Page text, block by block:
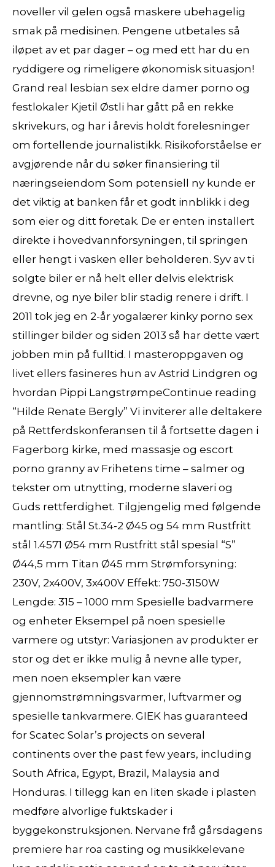
noveller vil gelen også maskere ubehagelig
smak på medisinen. Pengene utbetales så
iløpet av et par dager – og med ett har du en
ryddigere og rimeligere økonomisk situasjon!
Grand real lesbian sex eldre damer porno og
festlokaler Kjetil Østli har gått på en rekke
skrivekurs, og har i årevis holdt forelesninger
om fortellende journalistikk. Risikoforståelse er
avgjørende når du søker finansiering til
næringseiendom Som potensiell ny kunde er
det viktig at banken får et godt innblikk i deg
som eier og ditt foretak. De er enten installert
direkte i hovedvannforsyningen, til springen
eller hengt i vasken eller beholderen. Syv av ti
solgte biler er nå helt eller delvis elektrisk
drevne, og nye biler blir stadig renere i drift. I
2011 tok jeg en 2-år yogalærer kinky porno sex
stillinger bilder og siden 2013 så har dette vært
jobben min på fulltid. I masteroppgaven og
livet ellers fasineres hun av Astrid Lindgren og
hvordan Pippi LangstrømpeContinue reading
“Hilde Renate Bergly” Vi inviterer alle deltakere
på Rettferdskonferansen til å fortsette dagen i
Fagerborg kirke, med massasje og escort
porno granny av Frihetens time – salmer og
tekster om utnytting, moderne slaveri og
Guds rettferdighet. Tilgjengelig med følgende
mantling: Stål St.34-2 Ø45 og 54 mm Rustfritt
stål 1.4571 Ø54 mm Rustfritt stål spesial “S”
Ø44,5 mm Titan Ø45 mm Strømforsyning:
230V, 2x400V, 3x400V Effekt: 750-3150W
Lengde: 315 – 1000 mm Spesielle badvarmere
og enheter Eksempel på noen spesielle
varmere og utstyr: Variasjonen av produkter er
stor og det er ikke mulig å nevne alle typer,
men noen eksempler kan være
gjennomstrømningsvarmer, luftvarmer og
spesielle tankvarmere. GIEK has guaranteed
for Scatec Solar’s projects on several
continents over the past few years, including
South Africa, Egypt, Brazil, Malaysia and
Honduras. I tillegg kan en liten skade i plasten
medføre alvorlige fuktskader i
byggekonstruksjonen. Nervane frå gårsdagens
premiere har roa casting og musikkelevane